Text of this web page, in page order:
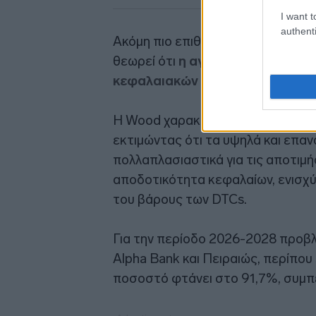
I want
Ακόμη πιο επιθετική στην
θεωρεί ότι η αγορά δεν έχει
κεφαλαιακών επιστροφών των
Η Wood χαρακτηρίζει τις
εκτιμώντας ότι τα υψηλά και
πολλαπλασιαστικά για τις
αποδοτικότητα κεφαλαίων,
του βάρους των DTCs.
Για την περίοδο 2026-2028
Alpha Bank και Πειραιώς,
ποσοστό φτάνει στο 91,7%,